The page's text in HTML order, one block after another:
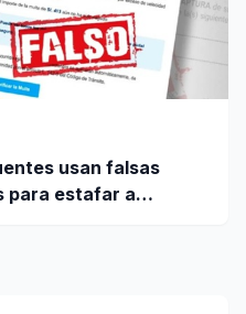
usan falsas
para estafar a